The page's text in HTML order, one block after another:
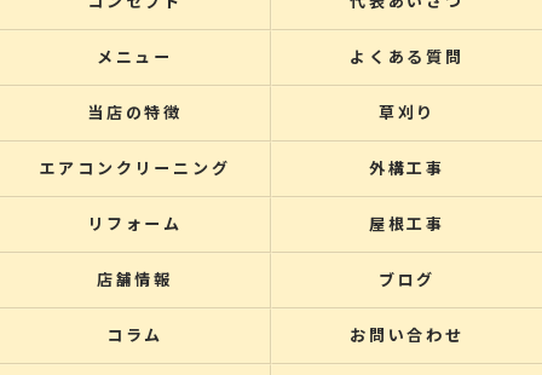
メニュー よくある質問
当店の特徴 草刈り
エアコンクリーニング 外構工事
リフォーム 屋根工事
店舗情報 ブログ
コラム お問い合わせ